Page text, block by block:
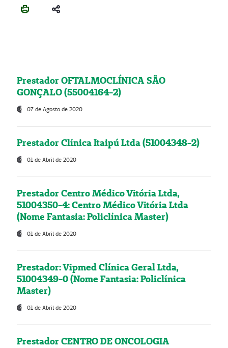
Prestador OFTALMOCLÍNICA SÃO
GONÇALO (55004164-2)
07 de Agosto de 2020
Prestador Clínica Itaipú Ltda (51004348-2)
01 de Abril de 2020
Prestador Centro Médico Vitória Ltda,
51004350-4: Centro Médico Vitória Ltda
(Nome Fantasia: Policlínica Master)
01 de Abril de 2020
Prestador: Vipmed Clínica Geral Ltda,
51004349-0 (Nome Fantasia: Policlínica
Master)
01 de Abril de 2020
Prestador CENTRO DE ONCOLOGIA